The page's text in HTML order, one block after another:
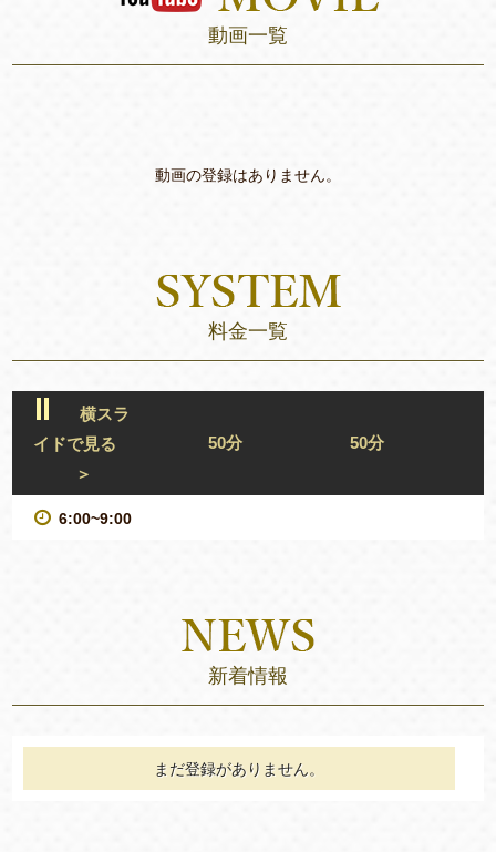
動画一覧
動画の登録はありません。
料金一覧
横スラ
イドで見る
＞
50分 50分
6:00~9:00
新着情報
まだ登録がありません。